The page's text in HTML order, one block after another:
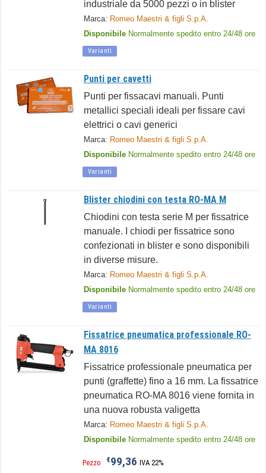
industriale da 5000 pezzi o in blister
Marca: Romeo Maestri & figli S.p.A.
Disponibile Normalmente spedito entro 24/48 ore
Varianti
Punti per cavetti
Punti per fissacavi manuali. Punti
metallici speciali ideali per fissare cavi
elettrici o cavi generici
Marca: Romeo Maestri & figli S.p.A.
Disponibile Normalmente spedito entro 24/48 ore
Varianti
Blister chiodini con testa RO-MA M
Chiodini con testa serie M per fissatrice
manuale. I chiodi per fissatrice sono
confezionati in blister e sono disponibili
in diverse misure.
Marca: Romeo Maestri & figli S.p.A.
Disponibile Normalmente spedito entro 24/48 ore
Varianti
Fissatrice pneumatica professionale RO-
MA 8016
Fissatrice professionale pneumatica per
punti (graffette) fino a 16 mm. La fissatrice
pneumatica RO-MA 8016 viene fornita in
una nuova robusta valigetta
Marca: Romeo Maestri & figli S.p.A.
Disponibile Normalmente spedito entro 24/48 ore
Pezzo €99,36 IVA 22%